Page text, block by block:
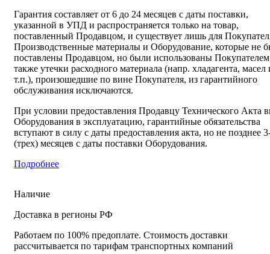
Гарантия составляет от 6 до 24 месяцев с даты поставки,
указанной в УПД и распространяется только на товар,
поставленный Продавцом, и существует лишь для
Производственные материалы и Оборудование, которые не
поставлены Продавцом, но были использованы
также утечки расходного материала (напр. хладагента, масел
т.п.), произошедшие по вине Покупателя, из гарантийного
обслуживания исключаются.
При условии предоставления Продавцу Технического Акта
Оборудования в эксплуатацию, гарантийные обязательства
вступают в силу с даты предоставления акта, но не позднее
(трех) месяцев с даты поставки Оборудования.
Подробнее
Наличие
Доставка в регионы РФ
Работаем по 100% предоплате. Стоимость доставки
рассчитывается по тарифам транспортных компаний